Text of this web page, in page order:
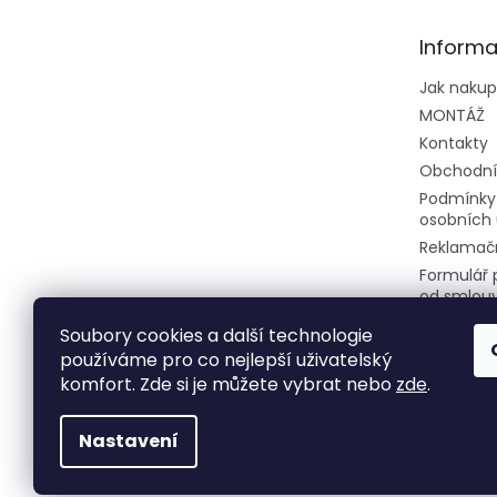
Soubory cookies a další technologie
používáme pro co nejlepší uživatelský
komfort. Zde si je můžete vybrat nebo zde.
Nastavení
Jak
MONTÁŽ
Kontakty
osobních
Formulář
od